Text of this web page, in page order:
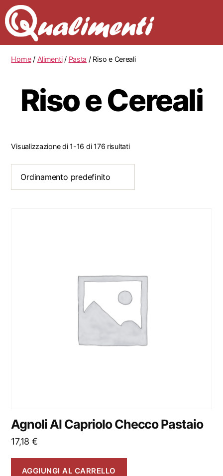
Home/ Alimenti/ Pasta / Riso e Cereali
Riso e Cereali
Visualizzazione di 1-16 di 176 risultati
Agnoli Al Capriolo Checco Pastaio
17,18 €
AGGIUNGI AL CARRELLO